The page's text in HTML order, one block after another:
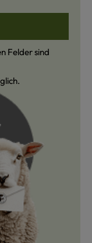
Felder sind